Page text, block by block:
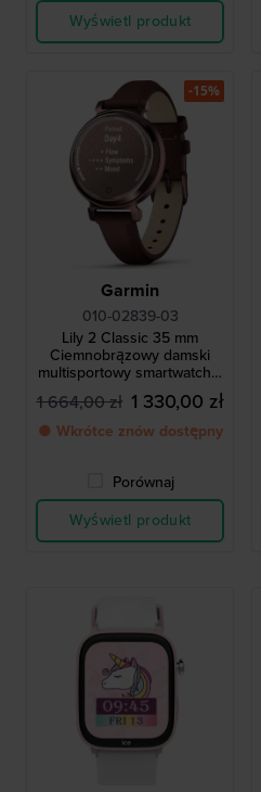
Wyświetl produkt
Garmin
010-02839-03
Lily 2 Classic 35 mm
Ciemnobrązowy damski
multisportowy smartwatch z
paskiem ze skóry morwy
1 664,00 zł 1 330,00 zł
● Wkrótce znów dostępny
Porównaj
Wyświetl produkt
-15%